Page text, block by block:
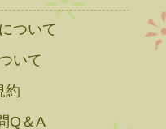
ついて
いて
約
Q＆A